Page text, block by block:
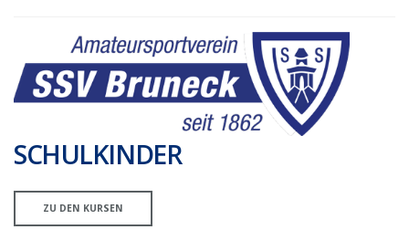
SCHULKINDER
ZU DEN KURSEN